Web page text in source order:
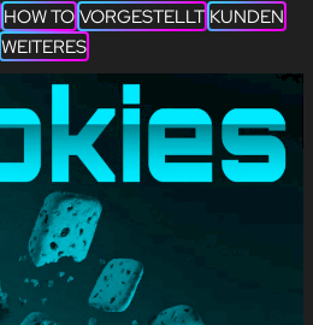
HOW TO VORGESTELLT KUNDEN
WEITERES